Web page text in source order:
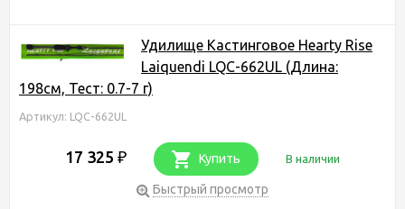
Удилище Кастинговое Hearty Rise
Laiquendi LQС-662UL (Длина:
198см, Тест: 0.7-7 г)
Артикул: LQC-662UL
17 325 ₽ Купить В наличии
Быстрый просмотр